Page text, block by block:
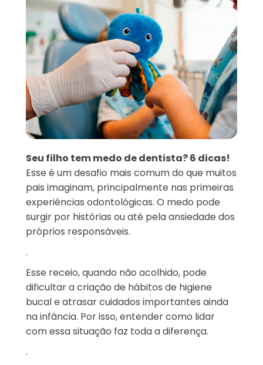
Seu filho tem medo de dentista? 6 dicas!
Esse é um desafio mais comum do que muitos
pais imaginam, principalmente nas primeiras
experiências odontológicas. O medo pode
surgir por histórias ou até pela ansiedade dos
próprios responsáveis.
.
Esse receio, quando não acolhido, pode
dificultar a criação de hábitos de higiene
bucal e atrasar cuidados importantes ainda
na infância. Por isso, entender como lidar
com essa situação faz toda a diferença.
.